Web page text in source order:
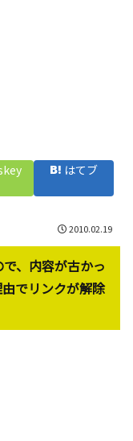
はてブ
2010.02.19
、内容が古かっ
でリンクが解除